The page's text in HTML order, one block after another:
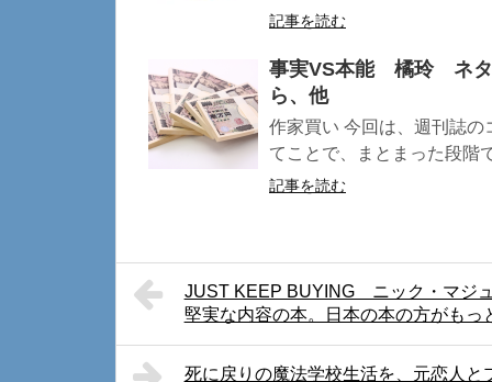
記事を読む
事実VS本能 橘玲 ネタ
ら、他
作家買い 今回は、週刊誌
てことで、まとまった段階
記事を読む
JUST KEEP BUYING ニック・マジ
堅実な内容の本。日本の本の方がもっ
死に戻りの魔法学校生活を、元恋人